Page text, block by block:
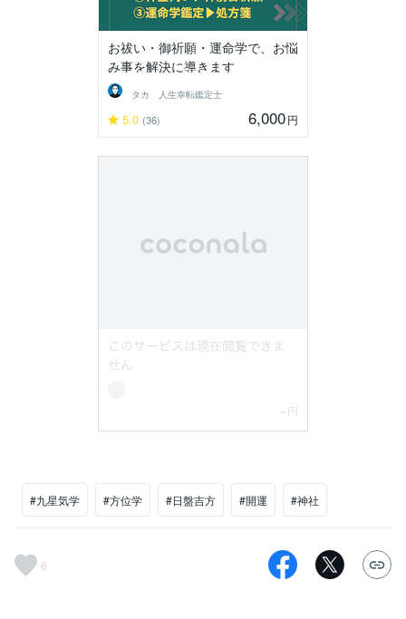
お祓い・御祈願・運命学で、お悩
み事を解決に導きます
タカ 人生幸転鑑定士
5.0 (36) 6,000円
#九星気学 #方位学 #日盤吉方 #開運 #神社
6